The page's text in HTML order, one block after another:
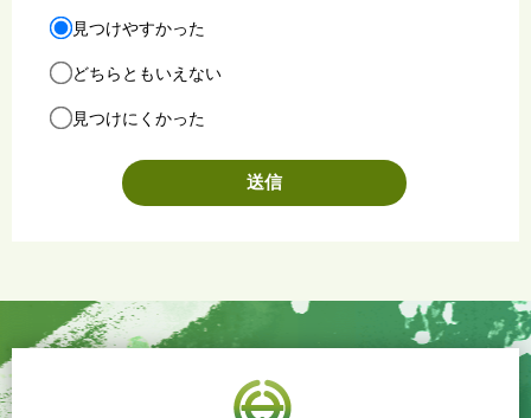
見つけやすかった
どちらともいえない
見つけにくかった